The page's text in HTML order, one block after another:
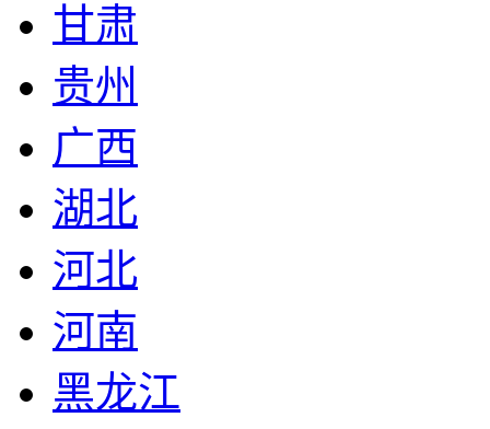
甘肃
贵州
广西
湖北
河北
河南
黑龙江